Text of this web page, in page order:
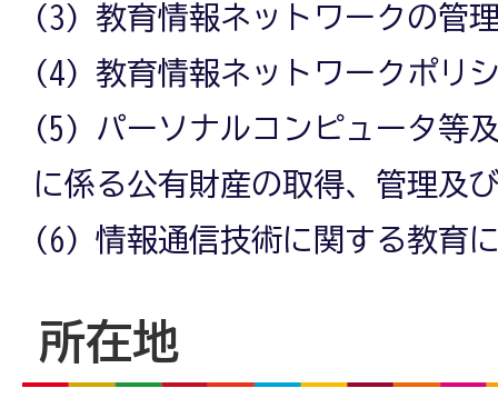
(3) 教育情報ネットワークの管
(4) 教育情報ネットワークポリ
(5) パーソナルコンピュータ等
に係る公有財産の取得、管理及
(6) 情報通信技術に関する教育
所在地